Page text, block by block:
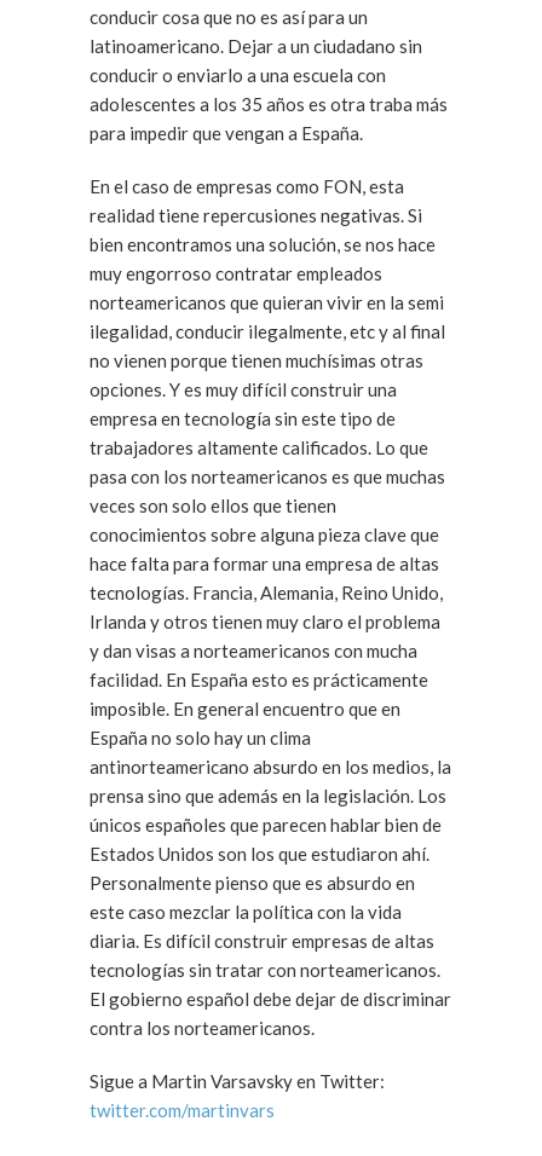
conducir cosa que no es así para un
latinoamericano. Dejar a un ciudadano sin
conducir o enviarlo a una escuela con
adolescentes a los 35 años es otra traba más
para impedir que vengan a España.
En el caso de empresas como FON, esta
realidad tiene repercusiones negativas. Si
bien encontramos una solución, se nos hace
muy engorroso contratar empleados
norteamericanos que quieran vivir en la semi
ilegalidad, conducir ilegalmente, etc y al final
no vienen porque tienen muchísimas otras
opciones. Y es muy difícil construir una
empresa en tecnología sin este tipo de
trabajadores altamente calificados. Lo que
pasa con los norteamericanos es que muchas
veces son solo ellos que tienen
conocimientos sobre alguna pieza clave que
hace falta para formar una empresa de altas
tecnologías. Francia, Alemania, Reino Unido,
Irlanda y otros tienen muy claro el problema
y dan visas a norteamericanos con mucha
facilidad. En España esto es prácticamente
imposible. En general encuentro que en
España no solo hay un clima
antinorteamericano absurdo en los medios, la
prensa sino que además en la legislación. Los
únicos españoles que parecen hablar bien de
Estados Unidos son los que estudiaron ahí.
Personalmente pienso que es absurdo en
este caso mezclar la política con la vida
diaria. Es difícil construir empresas de altas
tecnologías sin tratar con norteamericanos.
El gobierno español debe dejar de discriminar
contra los norteamericanos.
Sigue a Martin Varsavsky en Twitter:
twitter.com/martinvars